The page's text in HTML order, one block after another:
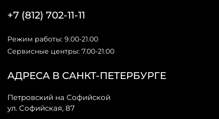
АДРЕСА В САНКТ-ПЕТЕРБУРГЕ
Петровский на Софийской
ул. Софийская, 87
+7 (812) 702-11-11
Режим работы: 9.00-21.00
Сервисные центры: 7.00-21.00